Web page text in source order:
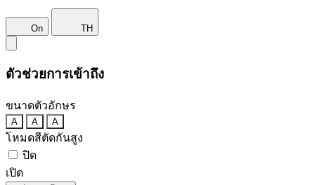
On TH
ตัวช่วยการเข้าถึง
ขนาดตัวอักษร
A A A
โหมดสีตัดกันสูง
ปิด
เปิด